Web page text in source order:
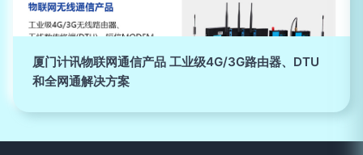
厦门计讯物联网通信产品 工业级4G/3G路由器、DTU
和全网通解决方案